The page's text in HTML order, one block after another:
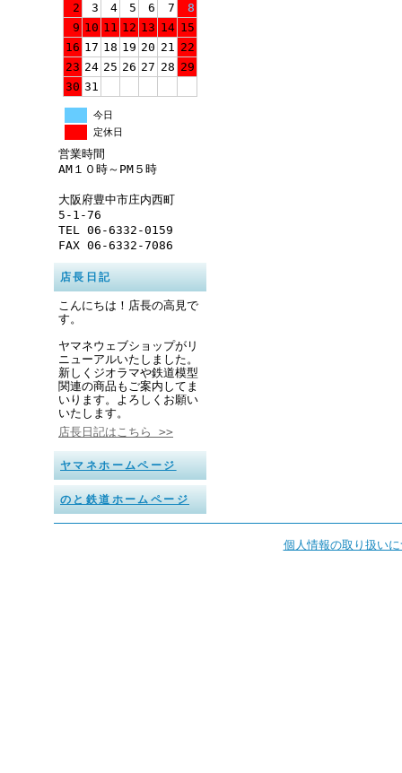
2
3 4 5 6 7
8
9 10 11 12 13 14 15
16 17 18 19 20 21 22
23 24 25 26 27 28 29
30 31
今日
定休日
営業時間
AM１０時～PM５時
大阪府豊中市庄内西町
5-1-76
TEL 06-6332-0159
FAX 06-6332-7086
店長日記
こんにちは！店長の高見で
す。
ヤマネウェブショップがリ
ニューアルいたしました。
新しくジオラマや鉄道模型
関連の商品もご案内してま
いります。よろしくお願い
いたします。
店長日記はこちら >>
ヤマネホームページ
のと鉄道ホームページ
個人情報の取り扱い